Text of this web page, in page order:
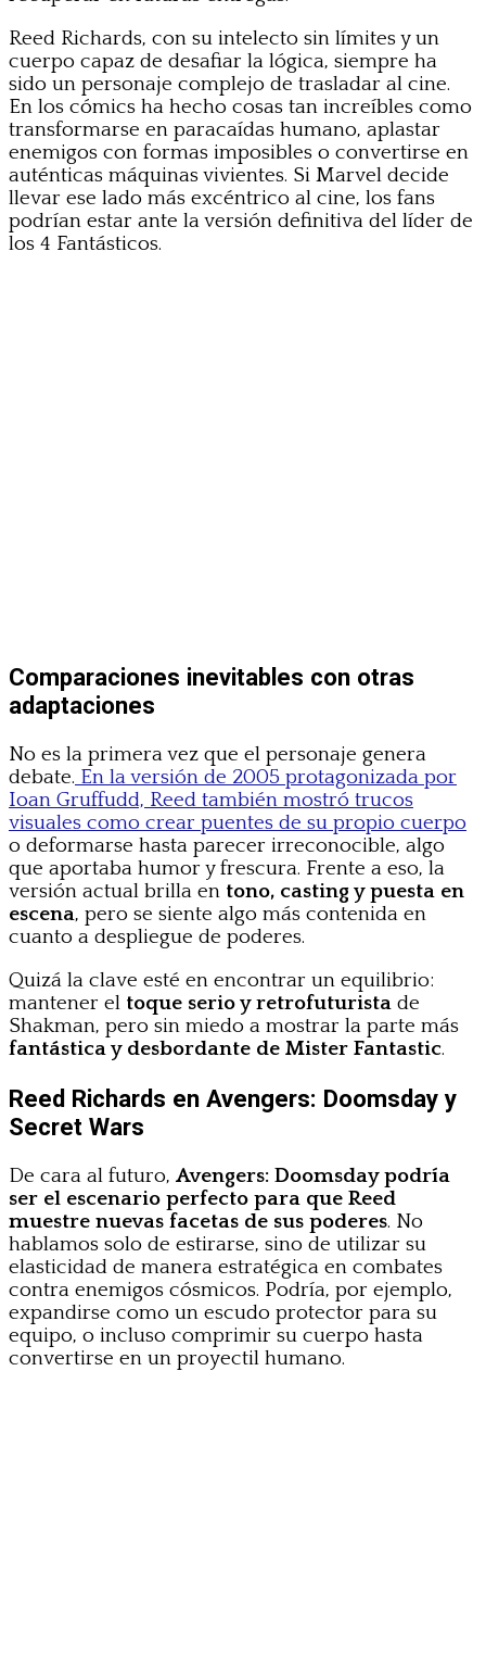
Reed Richards, con su intelecto sin límites y un
cuerpo capaz de desafiar la lógica, siempre ha
sido un personaje complejo de trasladar al cine.
En los cómics ha hecho cosas tan increíbles como
transformarse en paracaídas humano, aplastar
enemigos con formas imposibles o convertirse en
auténticas máquinas vivientes. Si Marvel decide
llevar ese lado más excéntrico al cine, los fans
podrían estar ante la versión definitiva del líder de
los 4 Fantásticos.
Comparaciones inevitables con otras
adaptaciones
No es la primera vez que el personaje genera
debate. En la versión de 2005 protagonizada por
Ioan Gruffudd, Reed también mostró trucos
visuales como crear puentes de su propio cuerpo
o deformarse hasta parecer irreconocible, algo
que aportaba humor y frescura. Frente a eso, la
versión actual brilla en tono, casting y puesta en
escena, pero se siente algo más contenida en
cuanto a despliegue de poderes.
Quizá la clave esté en encontrar un equilibrio:
mantener el toque serio y retrofuturista de
Shakman, pero sin miedo a mostrar la parte más
fantástica y desbordante de Mister Fantastic.
Reed Richards en Avengers: Doomsday y
Secret Wars
De cara al futuro, Avengers: Doomsday podría
ser el escenario perfecto para que Reed
muestre nuevas facetas de sus poderes. No
hablamos solo de estirarse, sino de utilizar su
elasticidad de manera estratégica en combates
contra enemigos cósmicos. Podría, por ejemplo,
expandirse como un escudo protector para su
equipo, o incluso comprimir su cuerpo hasta
convertirse en un proyectil humano.